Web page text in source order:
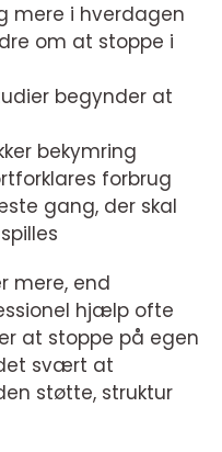
mere i hverdagen
om at stoppe i
begynder at
bekymring
forbrug
gang, der skal
mere, end
hjælp ofte
at stoppe på egen
svært at
støtte, struktur